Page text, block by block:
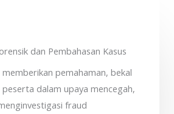
dan Pembahasan Kasus
memberikan pemahaman, bekal
dalam upaya mencegah,
fraud